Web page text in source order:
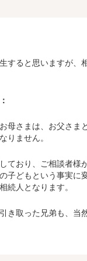
すると思いますが、
母さまは、お父さま
りません。
ており、ご相談者様
子どもという事実に
続人となります。
き取った兄弟も、当